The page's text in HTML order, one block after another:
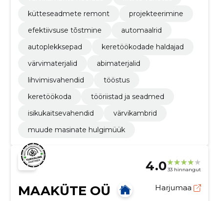
kütteseadmete remont
projekteerimine
efektiivsuse tõstmine
automaalrid
autoplekksepad
keretöökodade haldajad
värvimaterjalid
abimaterjalid
lihvimisvahendid
tööstus
keretöökoda
tööriistad ja seadmed
isikukaitsevahendid
värvikambrid
muude masinate hulgimüük
4.0 33 hinnangut
MAAKÜTE OÜ Harjumaa